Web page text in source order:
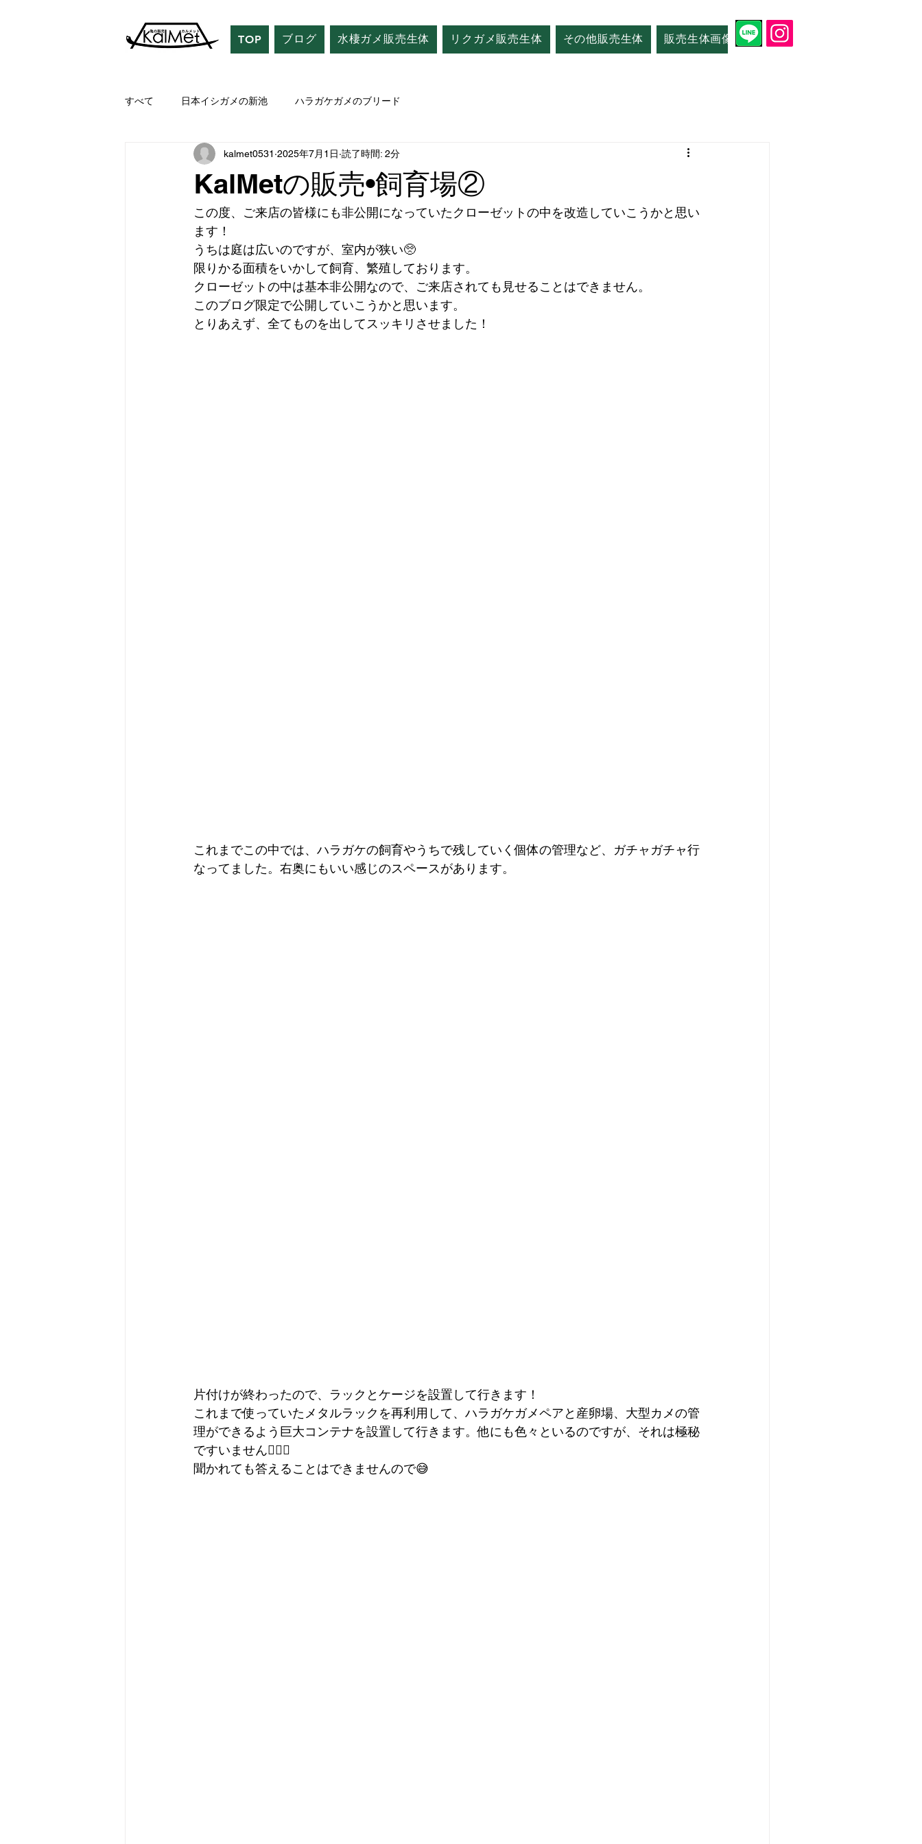
TOP ブログ 水棲ガメ販売生体 リクガメ販売生体 その他販売生体 販売生体画像 店舗情報
すべて 日本イシガメの新池 ハラガケガメのブリード
KalMetの販売•飼育場②
kalmet0531 2025年7月1日 読了時間: 2分
この度、ご来店の皆様にも非公開になっていたクローゼットの中を改造していこうかと思い
ます！
うちは庭は広いのですが、室内が狭い🥺
限りかる面積をいかして飼育、繁殖しております。
クローゼットの中は基本非公開なので、ご来店されても見せることはできません。
このブログ限定で公開していこうかと思います。
とりあえず、全てものを出してスッキリさせました！
これまでこの中では、ハラガケの飼育やうちで残していく個体の管理など、ガチャガチャ行
なってました。右奥にもいい感じのスペースがあります。
片付けが終わったので、ラックとケージを設置して行きます！
これまで使っていたメタルラックを再利用して、ハラガケガメペアと産卵場、大型カメの管
理ができるよう巨大コンテナを設置して行きます。他にも色々といるのですが、それは極秘
ですいません🙇🏻‍♂️
聞かれても答えることはできませんので😅